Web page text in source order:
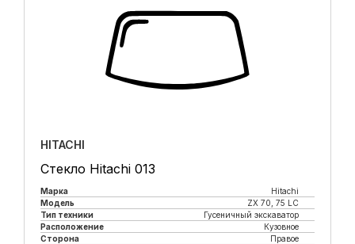
HITACHI
Стекло Hitachi 013
Марка
Hitachi
Модель
ZX 70, 75 LC
Тип техники
Гусеничный экскаватор
Расположение
Кузовное
Сторона
Правое